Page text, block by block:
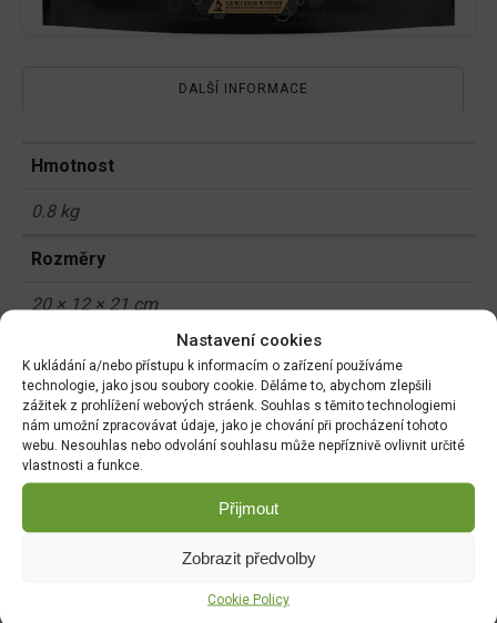
Nastavení cookies
K ukládání a/nebo přístupu k informacím o zařízení používáme
technologie, jako jsou soubory cookie. Děláme to, abychom zlepšili
zážitek z prohlížení webových stráenk. Souhlas s těmito technologiemi
nám umožní zpracovávat údaje, jako je chování při procházení tohoto
webu. Nesouhlas nebo odvolání souhlasu může nepříznivě ovlivnit určité
vlastnosti a funkce.
Přijmout
Zobrazit předvolby
Cookie Policy
DALŠÍ INFORMACE
Hmotnost
0.8 kg
Rozměry
20 × 12 × 21 cm
Související produkty:
Brit Raw Treat Cat
Sensitive 40g
110.00Kč
Comfy Appetit Fancy Cat
DO KOŠÍKU
49.00Kč
Fillets in Gravy Duck 85g
Brit Premium Cat Delicate
Fillets in Gravy Lamb 85g